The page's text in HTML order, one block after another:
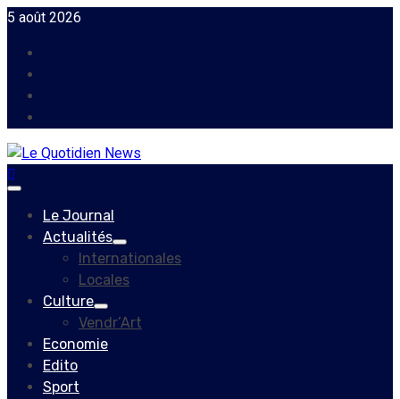
Skip
content
5 août 2026
Primary
Le Journal
Actualités
Internationales
Locales
Culture
Vendr’Art
Economie
Edito
Sport